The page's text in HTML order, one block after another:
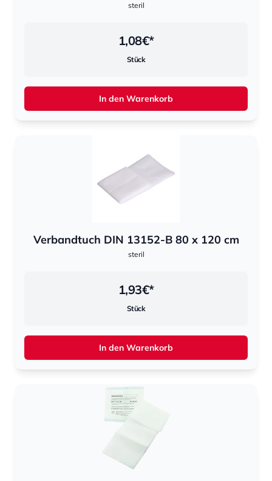
steril
1,08€*
Stück
In den Warenkorb
Verbandtuch DIN 13152-B 80 x 120 cm
steril
1,93€*
Stück
In den Warenkorb